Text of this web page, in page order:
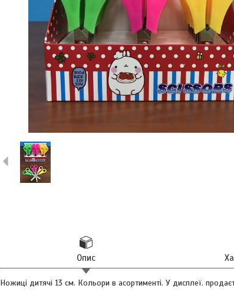
Опис
Ножиці дитячі 13 см. Кольори в асортименті. У дисплеї.